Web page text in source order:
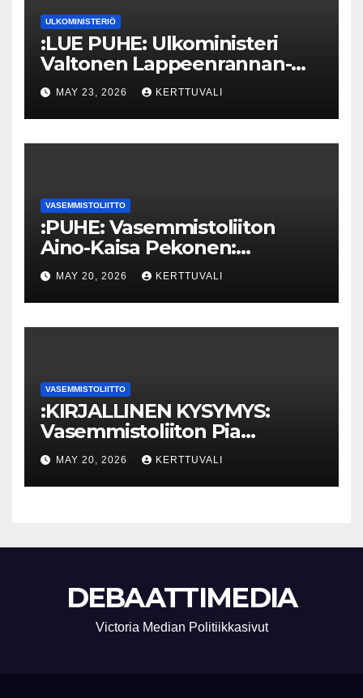
ULKOMINISTERIÖ
:LUE PUHE: Ulkoministeri
Valtonen Lappeenrannan-
Lahden teknillisen yliopiston
kunniatohtoriksi
MAY 23, 2026 KERTTUVALI
VASEMMISTOLIITTO
:PUHE: Vasemmistoliiton
Aino-Kaisa Pekonen:
Eriarvoistumisen
pysäyttäminen luo
turvallisuutta
MAY 20, 2026 KERTTUVALI
VASEMMISTOLIITTO
:KIRJALLINEN KYSYMYS:
Vasemmistoliiton Pia
Lohikoski: Missä viipyy Orpon
hallituksen drooniohjeistus
kunnille?
MAY 20, 2026 KERTTUVALI
DEBAATTIMEDIA
Victoria Median Politiikkasivut